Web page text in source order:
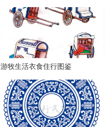
见传统纹样称谓及命名认知研究
（二）
游牧生活衣食住行图鉴